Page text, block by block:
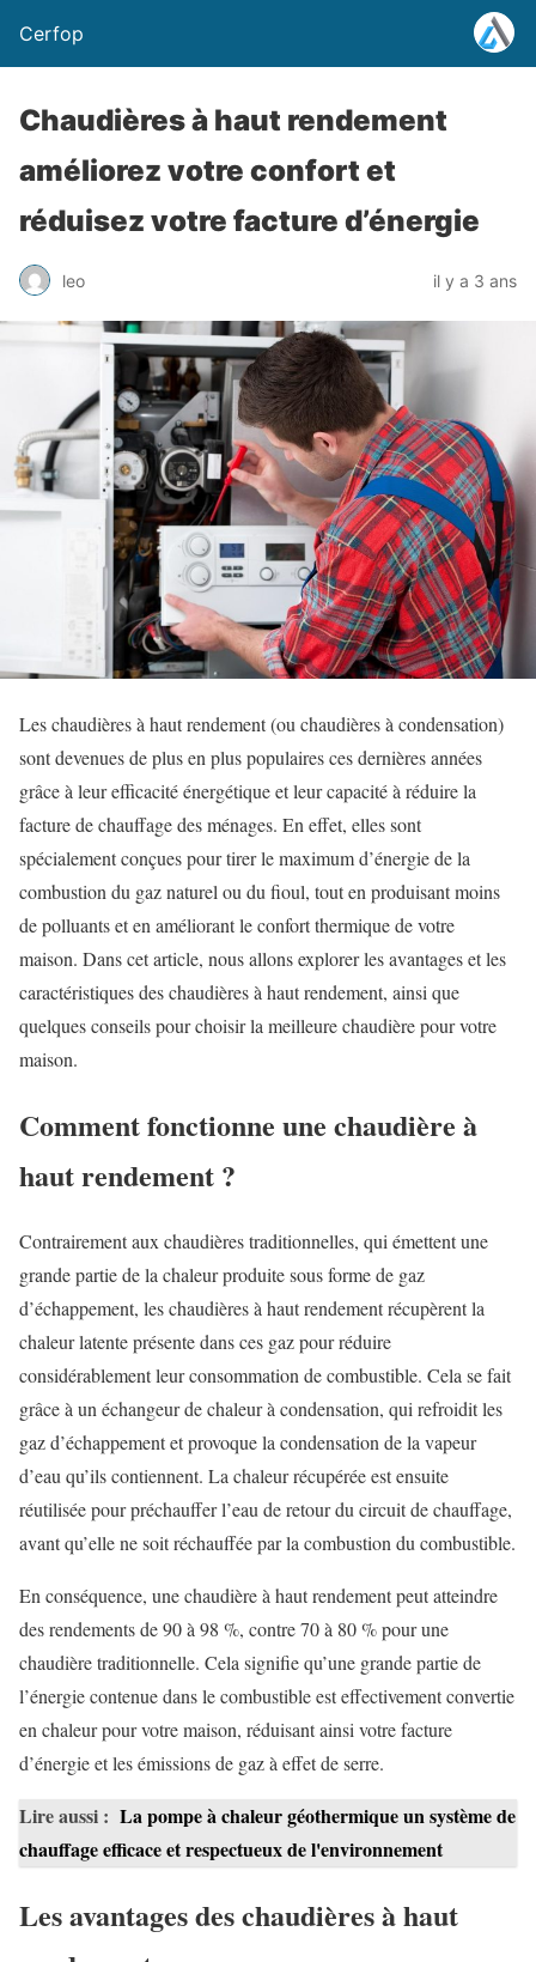
Cerfop
Chaudières à haut rendement
améliorez votre confort et
réduisez votre facture d’énergie
leo il y a 3 ans
Les chaudières à haut rendement (ou chaudières à condensation)
sont devenues de plus en plus populaires ces dernières années
grâce à leur efficacité énergétique et leur capacité à réduire la
facture de chauffage des ménages. En effet, elles sont
spécialement conçues pour tirer le maximum d’énergie de la
combustion du gaz naturel ou du fioul, tout en produisant moins
de polluants et en améliorant le confort thermique de votre
maison. Dans cet article, nous allons explorer les avantages et les
caractéristiques des chaudières à haut rendement, ainsi que
quelques conseils pour choisir la meilleure chaudière pour votre
maison.
Comment fonctionne une chaudière à
haut rendement ?
Contrairement aux chaudières traditionnelles, qui émettent une
grande partie de la chaleur produite sous forme de gaz
d’échappement, les chaudières à haut rendement récupèrent la
chaleur latente présente dans ces gaz pour réduire
considérablement leur consommation de combustible. Cela se fait
grâce à un échangeur de chaleur à condensation, qui refroidit les
gaz d’échappement et provoque la condensation de la vapeur
d’eau qu’ils contiennent. La chaleur récupérée est ensuite
réutilisée pour préchauffer l’eau de retour du circuit de chauffage,
avant qu’elle ne soit réchauffée par la combustion du combustible.
En conséquence, une chaudière à haut rendement peut atteindre
des rendements de 90 à 98 %, contre 70 à 80 % pour une
chaudière traditionnelle. Cela signifie qu’une grande partie de
l’énergie contenue dans le combustible est effectivement convertie
en chaleur pour votre maison, réduisant ainsi votre facture
d’énergie et les émissions de gaz à effet de serre.
Lire aussi : La pompe à chaleur géothermique un système de
chauffage efficace et respectueux de l'environnement
Les avantages des chaudières à haut